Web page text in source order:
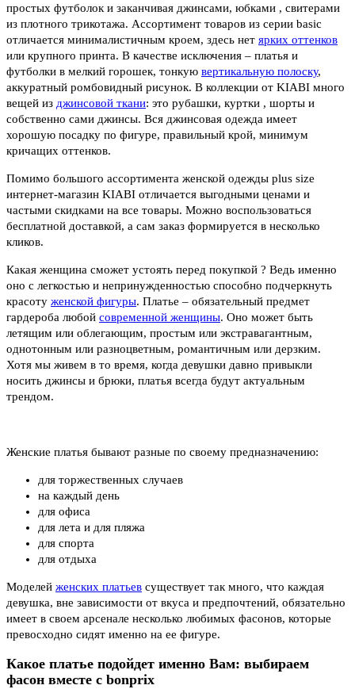
простых футболок и заканчивая джинсами, юбками , свитерами
из плотного трикотажа. Ассортимент товаров из серии basic
отличается минималистичным кроем, здесь нет ярких оттенков
или крупного принта. В качестве исключения – платья и
футболки в мелкий горошек, тонкую вертикальную полоску,
аккуратный ромбовидный рисунок. В коллекции от KIABI много
вещей из джинсовой ткани: это рубашки, куртки , шорты и
собственно сами джинсы. Вся джинсовая одежда имеет
хорошую посадку по фигуре, правильный крой, минимум
кричащих оттенков.
Помимо большого ассортимента женской одежды plus size
интернет-магазин KIABI отличается выгодными ценами и
частыми скидками на все товары. Можно воспользоваться
бесплатной доставкой, а сам заказ формируется в несколько
кликов.
Какая женщина сможет устоять перед покупкой ? Ведь именно
оно с легкостью и непринужденностью способно подчеркнуть
красоту женской фигуры. Платье – обязательный предмет
гардероба любой современной женщины. Оно может быть
летящим или облегающим, простым или экстравагантным,
однотонным или разноцветным, романтичным или дерзким.
Хотя мы живем в то время, когда девушки давно привыкли
носить джинсы и брюки, платья всегда будут актуальным
трендом.
Женские платья бывают разные по своему предназначению:
для торжественных случаев
на каждый день
для офиса
для лета и для пляжа
для спорта
для отдыха
Моделей женских платьев существует так много, что каждая
девушка, вне зависимости от вкуса и предпочтений, обязательно
имеет в своем арсенале несколько любимых фасонов, которые
превосходно сидят именно на ее фигуре.
Какое платье подойдет именно Вам: выбираем
фасон вместе с bonprix